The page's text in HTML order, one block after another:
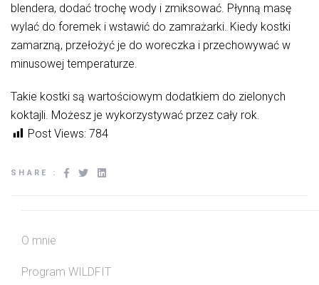
blendera, dodać trochę wody i zmiksować. Płynną masę
wylać do foremek i wstawić do zamrażarki. Kiedy kostki
zamarzną, przełożyć je do woreczka i przechowywać w
minusowej temperaturze.
Takie kostki są wartościowym dodatkiem do zielonych
koktajli. Możesz je wykorzystywać przez cały rok.
Post Views: 784
SHARE :
O mnie
Program WILDFIT